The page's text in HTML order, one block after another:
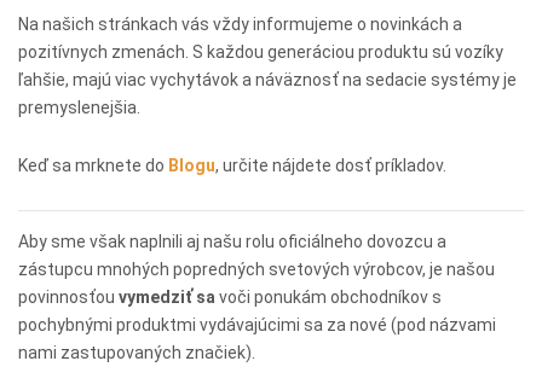
Na našich stránkach vás vždy informujeme o novinkách a
pozitívnych zmenách. S každou generáciou produktu sú vozíky
ľahšie, majú viac vychytávok a náväznosť na sedacie systémy je
premyslenejšia.
Keď sa mrknete do Blogu, určite nájdete dosť príkladov.
Aby sme však naplnili aj našu rolu oficiálneho dovozcu a
zástupcu mnohých popredných svetových výrobcov, je našou
povinnosťou vymedziť savoči ponukám obchodníkov s
pochybnými produktmi vydávajúcimi sa za nové (pod názvami
nami zastupovaných značiek).